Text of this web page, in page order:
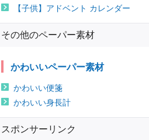
【子供】アドベント カレンダー
その他のペーパー素材
かわいいペーパー素材
かわいい便箋
かわいい身長計
スポンサーリンク